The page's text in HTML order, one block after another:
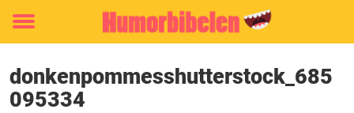
Toggle
donkenpommesshutterstock_685
095334